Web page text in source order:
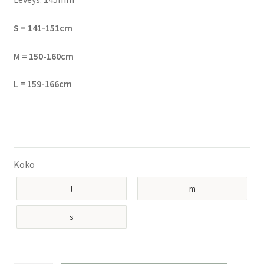
S = 141-151cm
M = 150-160cm
L = 159-166cm
Koko
l m
s